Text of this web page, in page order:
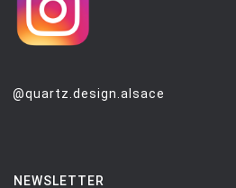
@quartz.design.alsace
NEWSLETTER